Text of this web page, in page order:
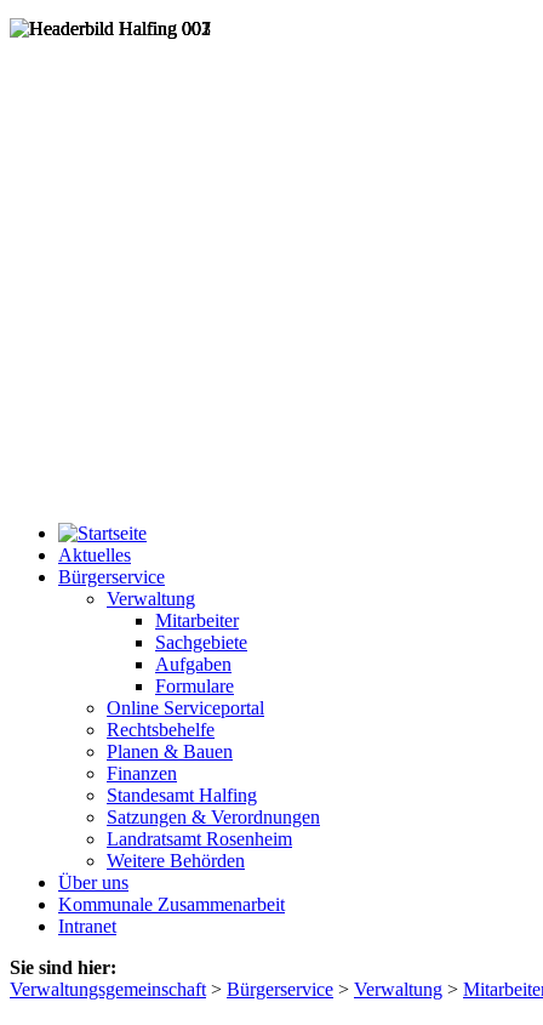
Aktuelles
Bürgerservice
Verwaltung
Mitarbeiter
Sachgebiete
Aufgaben
Formulare
Online Serviceportal
Rechtsbehelfe
Planen & Bauen
Finanzen
Standesamt Halfing
Satzungen & Verordnungen
Landratsamt Rosenheim
Weitere Behörden
Über uns
Kommunale Zusammenarbeit
Intranet
Sie sind hier:
Verwaltungsgemeinschaft > Bürgerservice > Verwaltung >